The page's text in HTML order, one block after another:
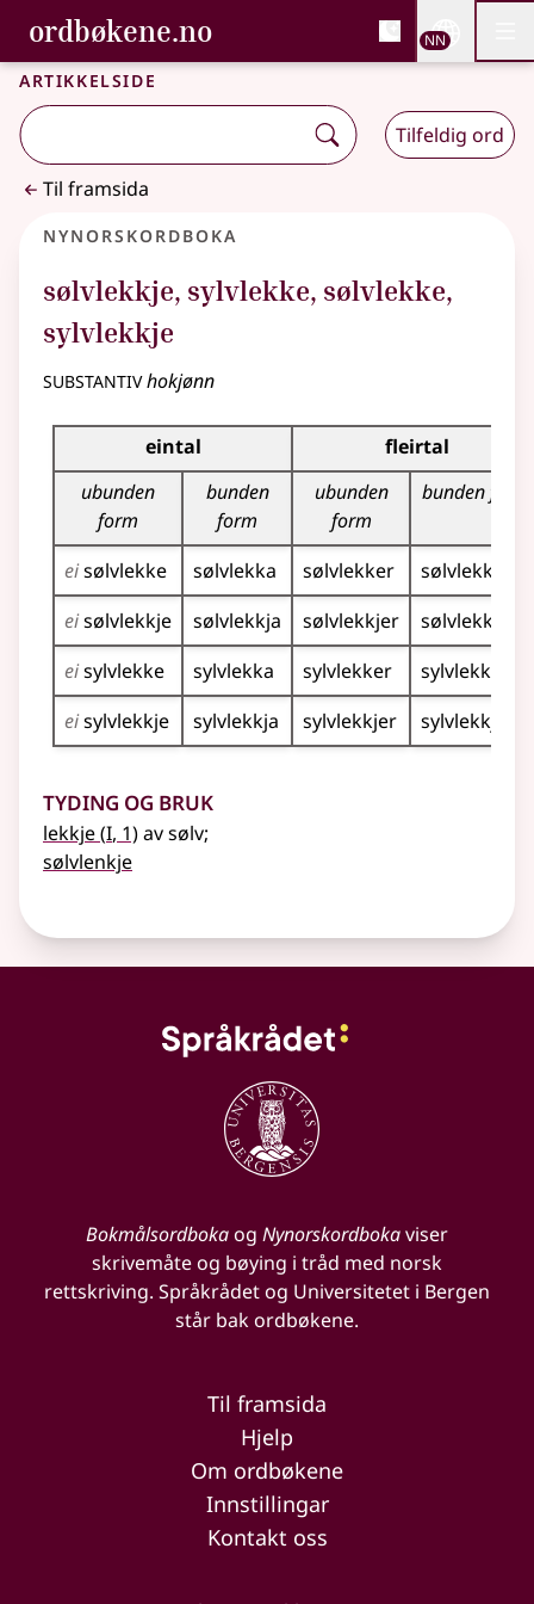
Gå til hovudinnhald
Tilgjenge
ordbøkene.no, Bokmålsordboka og
Bokmålsordboka og Nynorskordboka
NN
Artikkelside
Tilfeldig ord
Til framsida
Nynorskordboka
sølvlekkje, sylvlekke, sølvlekke,
sylvlekkje
substantivhokjønn
Bøyningstabell for dette substantivet
eintal
fleirtal
ubunden
form
bunden
form
ubunden
form
bunden form
eisølvlekke sølvlekka sølvlekker
sølvlekkene
eisølvlekkje sølvlekkja sølvlekkjer
sølvlekkjene
eisylvlekke sylvlekka sylvlekker
sylvlekkene
eisylvlekkje sylvlekkja sylvlekkjer sylvlekkjene
Tyding og bruk
lekkje(1
I, 1)av sølv;
sølvlenkje
Bokmålsordbokaog Nynorskordbokaviser
skrivemåte og bøying i tråd med norsk
rettskriving. Språkrådet og Universitetet i Bergen
står bak ordbøkene.
Til framsida
Hjelp
Om ordbøkene
Innstillingar
Kontakt oss